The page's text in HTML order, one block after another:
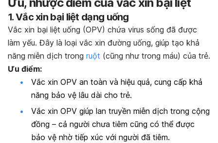
1. Vắc xin bại liệt dạng uống
Vắc xin bại liệt uống (OPV) chứa virus sống đã được
làm yếu. Đây là loại vắc xin đường uống, giúp tạo khả
năng miễn dịch trong ruột (cũng như trong máu) của trẻ.
Ưu điểm:
Vắc xin OPV an toàn và hiệu quả, cung cấp khả
năng bảo vệ lâu dài cho trẻ.
Vắc xin OPV giúp lan truyền miễn dịch trong cộng
đồng – cả người chưa tiêm cũng có thể được
bảo vệ nhờ tiếp xúc với người đã tiêm.